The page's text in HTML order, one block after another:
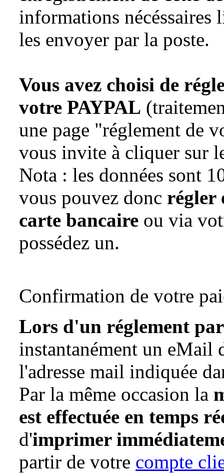
informations nécéssaires
les envoyer par la poste.
Vous avez choisi de
votre PAYPAL
une page "réglement de
vous invite à cliquer sur
Nota : les données sont
vous pouvez donc régler
carte bancaire ou via
possédez un.
Confirmation de votre
Lors d'un réglement
instantanément un eMail
l'adresse mail indiquée
Par la même occasion la
est effectuée en temps
d'imprimer
partir de votre compte